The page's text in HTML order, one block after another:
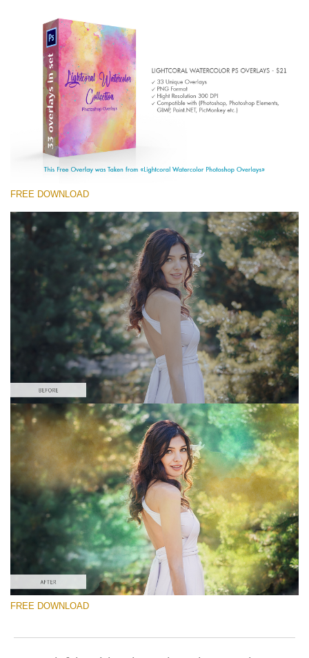
Entire Collection
(1783 Overlays)
Large 6000*4000px
Скачать Бесплатно
FREE DOWNLOAD
FREE DOWNLOAD